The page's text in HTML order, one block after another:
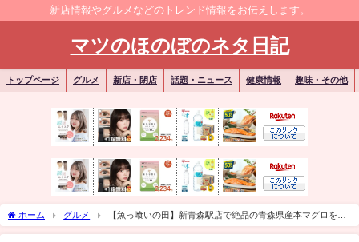
新店情報やグルメなどのトレンド情報をお伝えします。
マツのほのぼのネタ日記
トップページ グルメ 新店・閉店 話題・ニュース 健康情報 趣味・その他
ホーム グルメ
【魚っ喰いの田】新青森駅店で絶品の青森県産本マグロを食
べた！